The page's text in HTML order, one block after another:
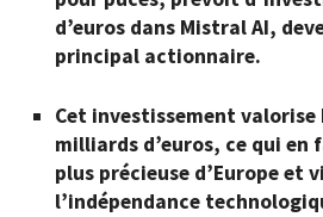
d’euros dans Mistral AI,
principal actionnaire.
Cet investissement valorise
milliards d’euros, ce qui en
plus précieuse d’Europe et
l’indépendance